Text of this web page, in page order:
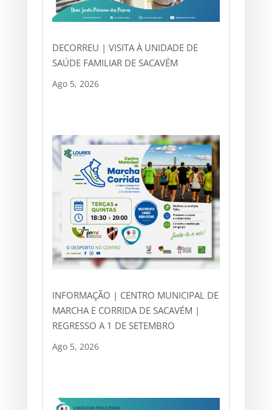
DECORREU | VISITA À UNIDADE DE
SAÚDE FAMILIAR DE SACAVÉM
Ago 5, 2026
INFORMAÇÃO | CENTRO MUNICIPAL DE
MARCHA E CORRIDA DE SACAVÉM |
REGRESSO A 1 DE SETEMBRO
Ago 5, 2026